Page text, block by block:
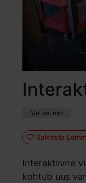
Muuseumid
Salvesta
Interaktiivne
kohtub uus